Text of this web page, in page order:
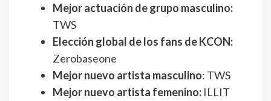
Mejor actuación de grupo masculino:
TWS
Elección global de los fans de KCON:
Zerobaseone
Mejor nuevo artista masculino: TWS
Mejor nuevo artista femenino: ILLIT